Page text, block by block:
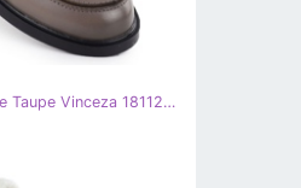
Ženske kožne cipele Taupe Vinceza 18112 Loafers